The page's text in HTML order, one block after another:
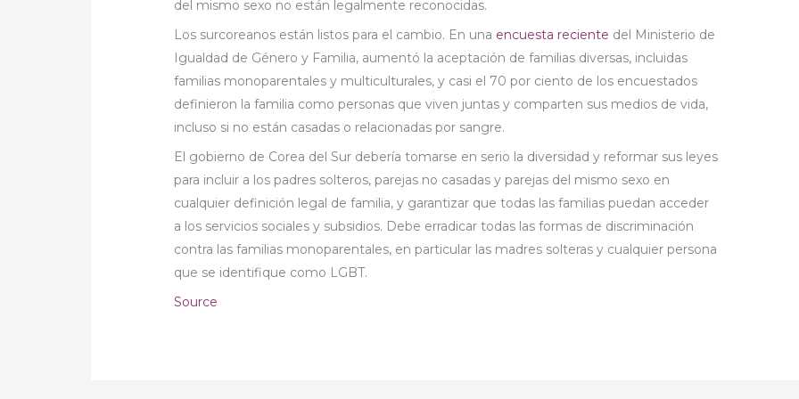
del mismo sexo no están legalmente reconocidas.
Los surcoreanos están listos para el cambio. En una encuesta reciente del Ministerio de
Igualdad de Género y Familia, aumentó la aceptación de familias diversas, incluidas
familias monoparentales y multiculturales, y casi el 70 por ciento de los encuestados
definieron la familia como personas que viven juntas y comparten sus medios de vida,
incluso si no están casadas o relacionadas por sangre.
El gobierno de Corea del Sur debería tomarse en serio la diversidad y reformar sus leyes
para incluir a los padres solteros, parejas no casadas y parejas del mismo sexo en
cualquier definición legal de familia, y garantizar que todas las familias puedan acceder
a los servicios sociales y subsidios. Debe erradicar todas las formas de discriminación
contra las familias monoparentales, en particular las madres solteras y cualquier persona
que se identifique como LGBT.
Source